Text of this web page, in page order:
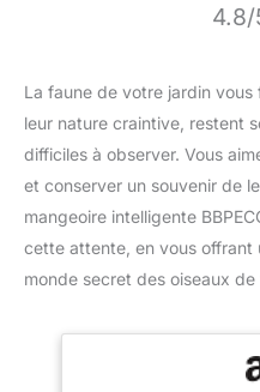
4.8/
La faune de votre jardin vous
leur nature craintive, restent
difficiles à observer. Vous
et conserver un souvenir de
mangeoire intelligente
cette attente, en vous offrant
monde secret des oiseaux